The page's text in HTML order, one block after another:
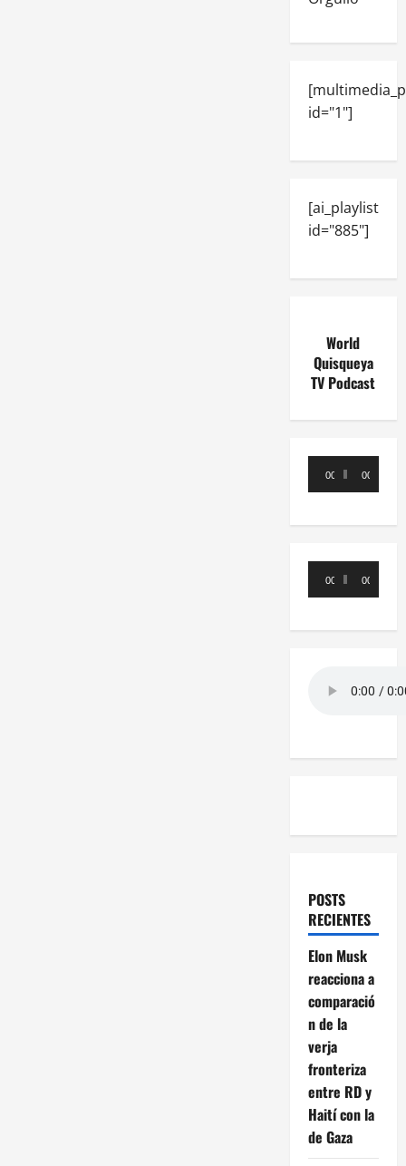
id="1"]
[ai_playlist
id="885"]
World
Quisqueya
TV Podcast
Reproductor
de
00:00 00:00
Reproductor
de
00:00 00:00
POSTS
RECIENTES
Elon Musk
reacciona a
comparació
n de la
verja
fronteriza
entre RD y
Haití con la
de Gaza